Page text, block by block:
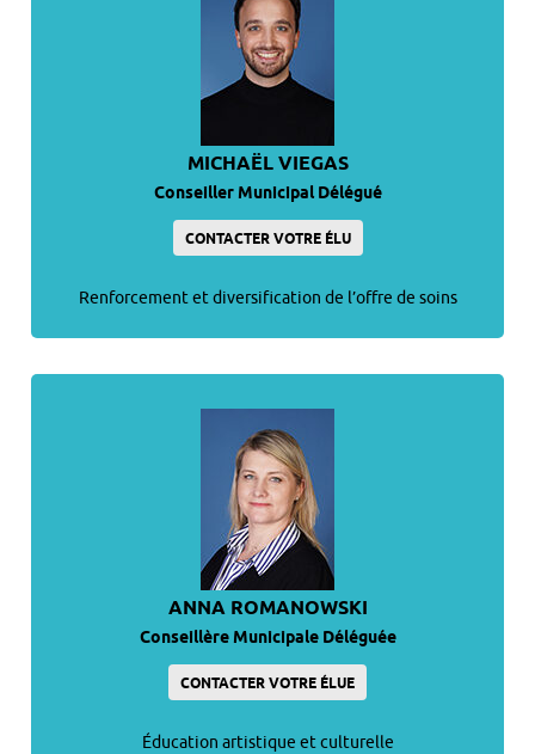
MICHAËL VIEGAS
Conseiller Municipal Délégué
CONTACTER VOTRE ÉLU
Renforcement et diversification de l’offre de soins
ANNA ROMANOWSKI
Conseillère Municipale Déléguée
CONTACTER VOTRE ÉLUE
Éducation artistique et culturelle